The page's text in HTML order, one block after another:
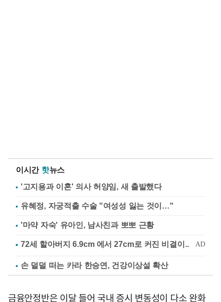
이시간 핫뉴스
'고지용과 이혼' 의사 허양임, 새 출발했다
유혜정, 자궁적출 수술 "여성성 잃는 것이…"
'마약 자숙' 유아인, 남사친과 뽀뽀 근황
손 덜덜 떠는 카라 한승연, 건강이상설 확산
금융안정반은 이달 들어 국내 증시 변동성이 다소 완화